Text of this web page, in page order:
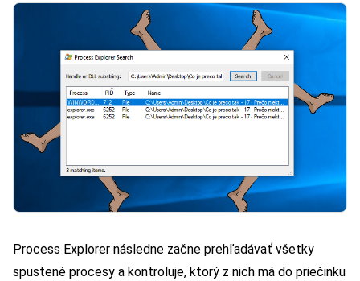
Process Explorer následne začne prehľadávať všetky
spustené procesy a kontroluje, ktorý z nich má do priečinku